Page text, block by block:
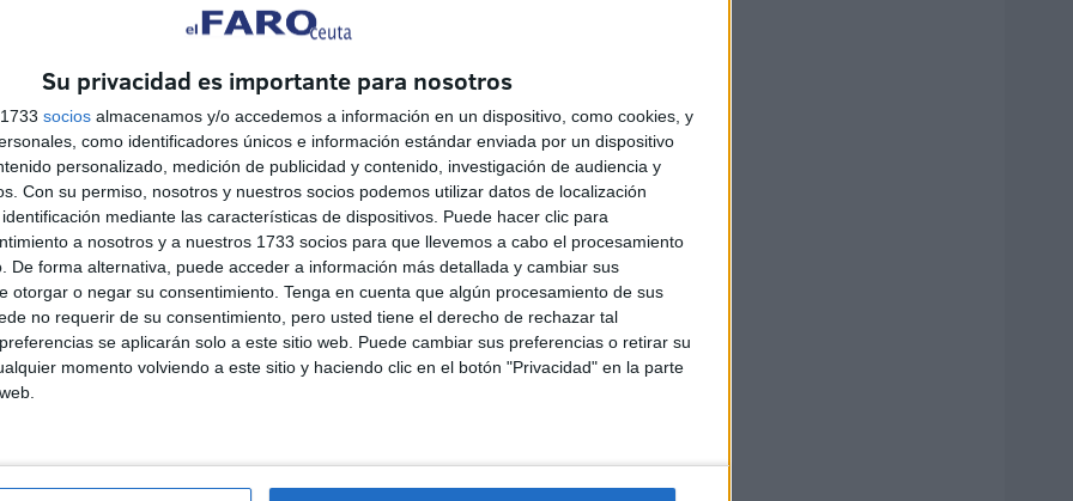
Su privacidad es importante para nosotros
socios almacenamos y/o accedemos a información en un dispositivo, como cookies, y
como identificadores únicos e información estándar enviada por un dispositivo
personalizado, medición de publicidad y contenido, investigación de audiencia y
Con su permiso, nosotros y nuestros socios podemos utilizar datos de localización
mediante las características de dispositivos. Puede hacer clic para
a nosotros y a nuestros 1733 socios para que llevemos a cabo el procesamiento
De forma alternativa, puede acceder a información más detallada y cambiar sus
otorgar o negar su consentimiento. Tenga en cuenta que algún procesamiento de sus
no requerir de su consentimiento, pero usted tiene el derecho de rechazar tal
se aplicarán solo a este sitio web. Puede cambiar sus preferencias o retirar su
momento volviendo a este sitio y haciendo clic en el botón "Privacidad" en la parte
Víctor Cachón que está cogiendo ritmo y
del debut contra el Córdoba el próximo 13 de
para seguir cogiendo la forma y la dinámica de cara al
se saldó con un empate a dos ante el Victoria Kent.